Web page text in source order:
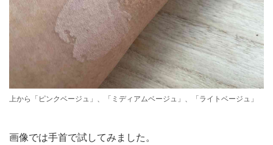
上から「ピンクベージュ」、「ミディアムベージュ」、「ライトベージュ」
画像では手首で試してみました。